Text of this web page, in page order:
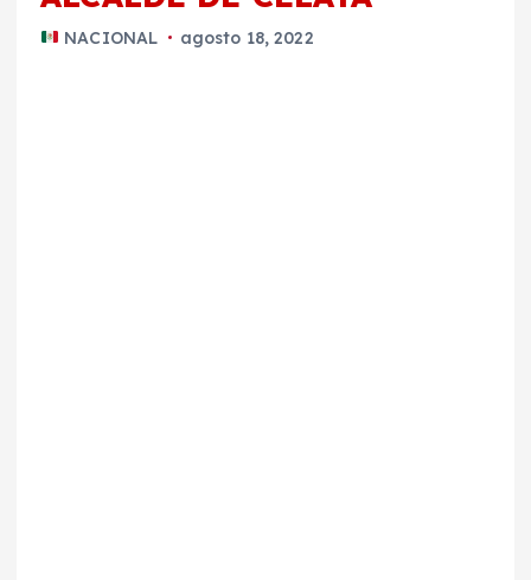
NACIONAL agosto 18, 2022